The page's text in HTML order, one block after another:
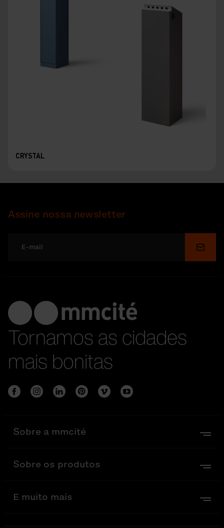
CRYSTAL
Assine nossa newsletter
Enviar
Tornamos as cidades
mais bonitas
Sobre a mmcité
Sobre os produtos
E muito mais